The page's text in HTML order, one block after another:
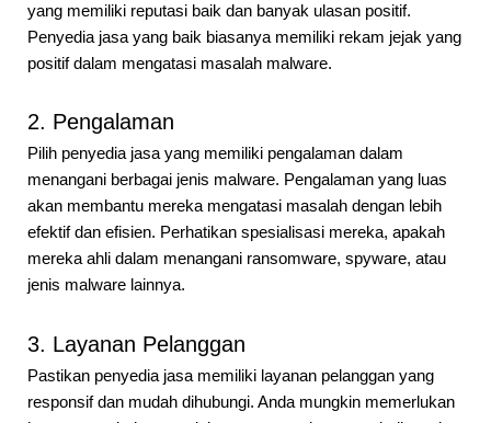
yang memiliki reputasi baik dan banyak ulasan positif.
Penyedia jasa yang baik biasanya memiliki rekam jejak yang
positif dalam mengatasi masalah malware.
2. Pengalaman
Pilih penyedia jasa yang memiliki pengalaman dalam
menangani berbagai jenis malware. Pengalaman yang luas
akan membantu mereka mengatasi masalah dengan lebih
efektif dan efisien. Perhatikan spesialisasi mereka, apakah
mereka ahli dalam menangani ransomware, spyware, atau
jenis malware lainnya.
3. Layanan Pelanggan
Pastikan penyedia jasa memiliki layanan pelanggan yang
responsif dan mudah dihubungi. Anda mungkin memerlukan